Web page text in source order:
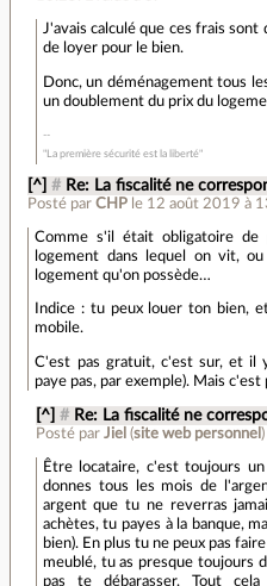
J'avais calculé que ces frais sont
de loyer pour le bien.
Donc, un déménagement tous
un doublement du prix du
"La première sécurité est la liberté"
[^] # Re: La fiscalité ne
Posté parCHP le 12 août 2019 à
Comme s'il était obligatoire de
logement dans lequel on vit,
logement qu'on possède…
Indice : tu peux louer ton bien,
mobile.
C'est pas gratuit, c'est sur, et il
paye pas, par exemple). Mais c'est
[^] # Re: La fiscalité ne
Posté par Jiel (site web personnel )
Être locataire, c'est toujours
donnes tous les mois de
argent que tu ne reverras
achètes, tu payes à la banque,
bien). En plus tu ne peux pas
meublé, tu as presque toujours
pas te débarasser. Tout